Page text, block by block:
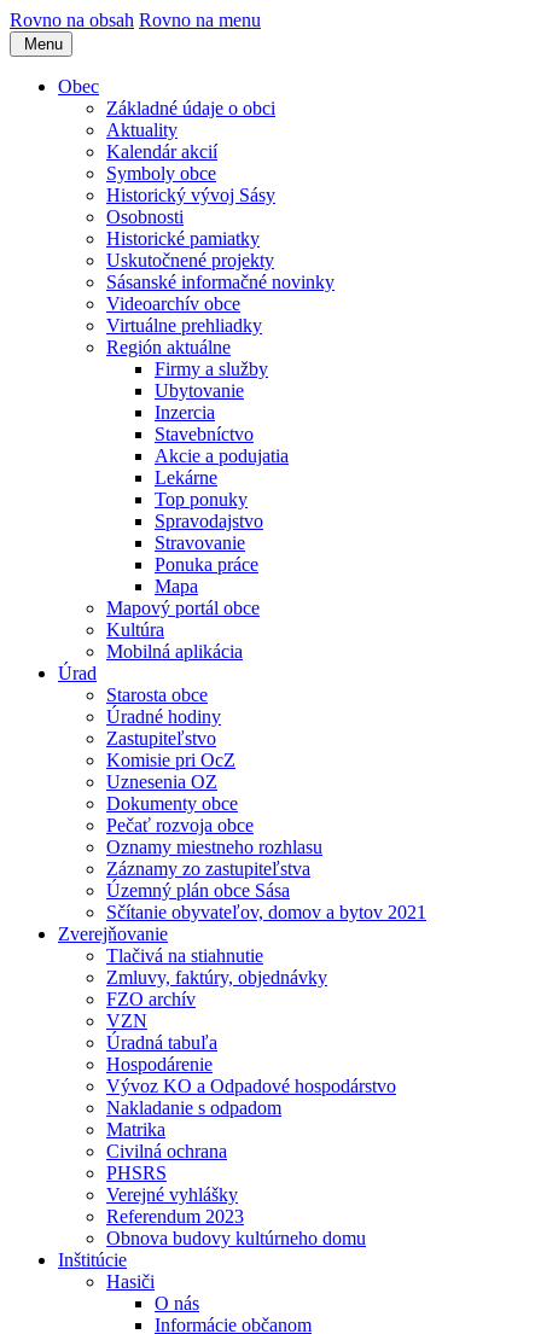
Rovno na obsah Rovno na menu
Menu
Obec
Základné údaje o obci
Aktuality
Kalendár akcií
Symboly obce
Historický vývoj Sásy
Osobnosti
Historické pamiatky
Uskutočnené projekty
Sásanské informačné novinky
Videoarchív obce
Virtuálne prehliadky
Región aktuálne
Firmy a služby
Ubytovanie
Inzercia
Stavebníctvo
Akcie a podujatia
Lekárne
Top ponuky
Spravodajstvo
Stravovanie
Ponuka práce
Mapa
Mapový portál obce
Kultúra
Mobilná aplikácia
Úrad
Starosta obce
Úradné hodiny
Zastupiteľstvo
Komisie pri OcZ
Uznesenia OZ
Dokumenty obce
Pečať rozvoja obce
Oznamy miestneho rozhlasu
Záznamy zo zastupiteľstva
Územný plán obce Sása
Sčítanie obyvateľov, domov a bytov 2021
Zverejňovanie
Tlačivá na stiahnutie
Zmluvy, faktúry, objednávky
FZO archív
VZN
Úradná tabuľa
Hospodárenie
Vývoz KO a Odpadové hospodárstvo
Nakladanie s odpadom
Matrika
Civilná ochrana
PHSRS
Verejné vyhlášky
Referendum 2023
Obnova budovy kultúrneho domu
Inštitúcie
Hasiči
O nás
Informácie občanom